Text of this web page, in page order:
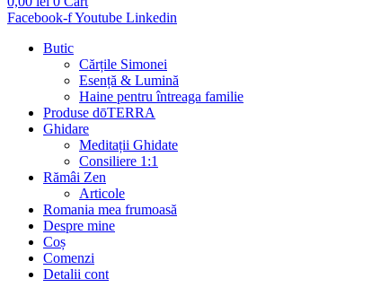
Facebook-fYoutube Linkedin
Butic
Cărțile Simonei
Esență & Lumină
Haine pentru întreaga familie
Produse dōTERRA
Ghidare
Meditații Ghidate
Consiliere 1:1
Rămâi Zen
Articole
Romania mea frumoasă
Despre mine
Coș
Comenzi
Detalii cont